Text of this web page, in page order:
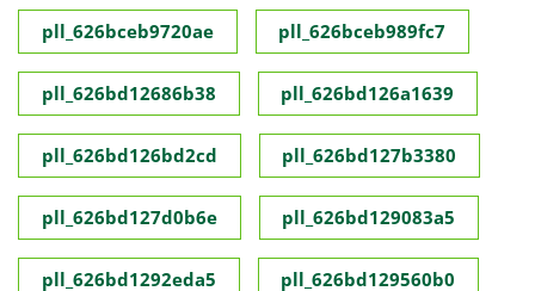
pll_626bceb9720ae pll_626bceb989fc7
pll_626bd12686b38 pll_626bd126a1639
pll_626bd126bd2cd pll_626bd127b3380
pll_626bd127d0b6e pll_626bd129083a5
pll_626bd1292eda5 pll_626bd129560b0